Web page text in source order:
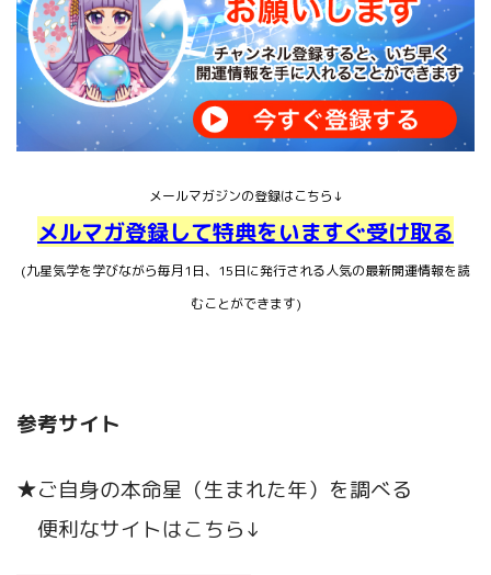
メールマガジンの登録はこちら↓
メルマガ登録して特典をいますぐ受け取る
(九星気学を学びながら毎月1日、15日に発行される人気の最新開運情報を読
むことができます)
参考サイト
★ご自身の本命星（生まれた年）を調べる
便利なサイトはこちら↓